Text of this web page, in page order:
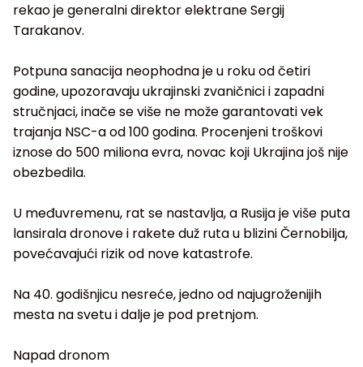
rekao je generalni direktor elektrane Sergij
Tarakanov.
Potpuna sanacija neophodna je u roku od četiri
godine, upozoravaju ukrajinski zvaničnici i zapadni
stručnjaci, inače se više ne može garantovati vek
trajanja NSC-a od 100 godina. Procenjeni troškovi
iznose do 500 miliona evra, novac koji Ukrajina još nije
obezbedila.
U međuvremenu, rat se nastavlja, a Rusija je više puta
lansirala dronove i rakete duž ruta u blizini Černobilja,
povećavajući rizik od nove katastrofe.
Na 40. godišnjicu nesreće, jedno od najugroženijih
mesta na svetu i dalje je pod pretnjom.
Napad dronom